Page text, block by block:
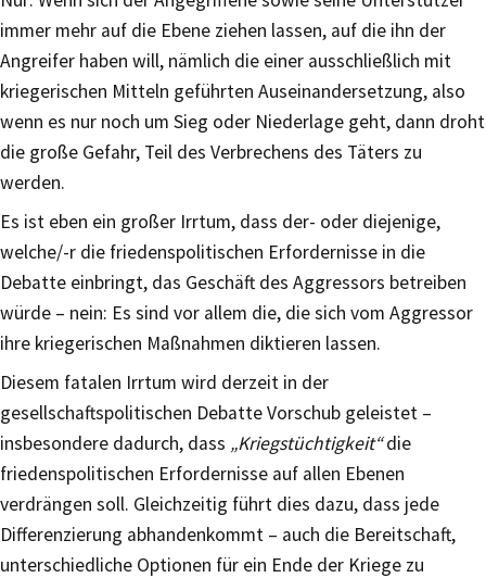
immer mehr auf die Ebene ziehen lassen, auf die ihn der
Angreifer haben will, nämlich die einer ausschließlich mit
kriegerischen Mitteln geführten Auseinandersetzung, also
wenn es nur noch um Sieg oder Niederlage geht, dann droht
die große Gefahr, Teil des Verbrechens des Täters zu
werden.
Es ist eben ein großer Irrtum, dass der- oder diejenige,
welche/-r die friedenspolitischen Erfordernisse in die
Debatte einbringt, das Geschäft des Aggressors betreiben
würde – nein: Es sind vor allem die, die sich vom Aggressor
ihre kriegerischen Maßnahmen diktieren lassen.
Diesem fatalen Irrtum wird derzeit in der
gesellschaftspolitischen Debatte Vorschub geleistet –
insbesondere dadurch, dass „Kriegstüchtigkeit“die
friedenspolitischen Erfordernisse auf allen Ebenen
verdrängen soll. Gleichzeitig führt dies dazu, dass jede
Differenzierung abhandenkommt – auch die Bereitschaft,
unterschiedliche Optionen für ein Ende der Kriege zu